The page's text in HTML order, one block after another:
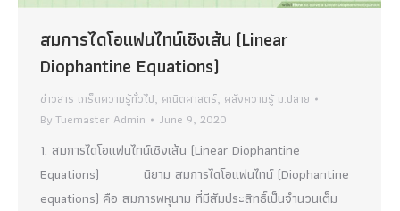
สมการไดโอแฟนไทน์เชิงเส้น (Linear
Diophantine Equations)
ข่าวสาร เกร็ดความรู้ทั่วไป, คณิตศาสตร์, คลังความรู้ ม.ปลาย
ByTuemaster Admin June 9, 2020
1. สมการไดโอแฟนไทน์เชิงเส้น (Linear Diophantine
Equations) นิยาม สมการไดโอแฟนไทน์ (Diophantine
equations) คือ สมการพหุนาม ที่มีสัมประสิทธิ์เป็นจำนวนเต็ม